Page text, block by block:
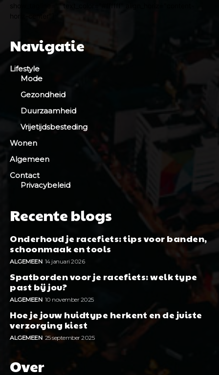
show_tagline="" text_color="#ffffff" align_horiz="content-
Navigatie
Lifestyle
Mode
Gezondheid
Duurzaamheid
Vrijetijdsbesteding
Wonen
Algemeen
Contact
Privacybeleid
Recente blogs
Onderhoud je racefiets: tips voor banden,
schoonmaak en tools
ALGEMEEN 14 januari 2026
Spatborden voor je racefiets: welk type
past bij jou?
ALGEMEEN 10 november 2025
Hoe je jouw huidtype herkent en de juiste
verzorging kiest
ALGEMEEN 25 september 2025
Over